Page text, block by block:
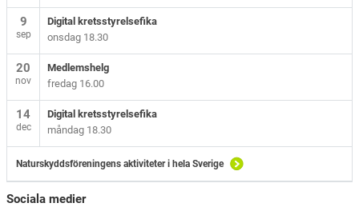
9
sep
Digital kretsstyrelsefika
onsdag 18.30
20
nov
Medlemshelg
fredag 16.00
14
dec
Digital kretsstyrelsefika
måndag 18.30
Naturskyddsföreningens aktiviteter i hela Sverige
Sociala medier